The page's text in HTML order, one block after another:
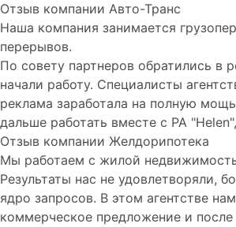
Отзыв компании Авто-Транс
Наша компания занимается
перерывов.
По совету партнеров обратились в
начали работу. Специалисты
реклама заработала на полную
дальше работать вместе с РА
Отзыв компании Желдорипотека
Мы работаем с жилой
Результаты нас не удовлетворяли,
ядро запросов. В этом агентстве
коммерческое предложение и